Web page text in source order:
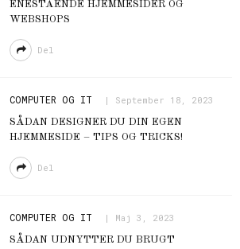
ENESTÅENDE HJEMMESIDER OG
WEBSHOPS
Del
COMPUTER OG IT September 18, 2023
SÅDAN DESIGNER DU DIN EGEN
HJEMMESIDE – TIPS OG TRICKS!
Del
COMPUTER OG IT Maj 3, 2023
SÅDAN UDNYTTER DU BRUGT